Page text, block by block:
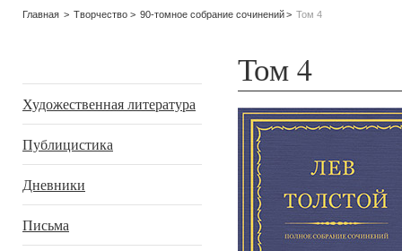
Родительские
Главная Творчество 90-томное собрание сочинений Том 4
Художественная литература
Публицистика
Дневники
Письма
Том 4